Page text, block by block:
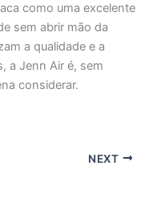
como uma excelente
sem abrir mão da
a qualidade e a
a Jenn Air é, sem
considerar.
NEXT